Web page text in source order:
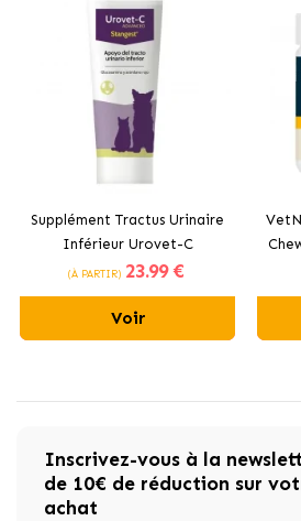
Supplément Tractus Urinaire
Inférieur Urovet-C
Advanced pour Chien et
(À PARTIR) 23.99 €
Voir
Inscrivez-vous à la
de 10€ de réduction sur
achat